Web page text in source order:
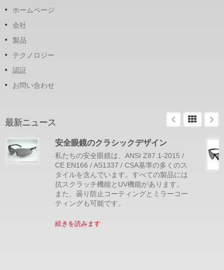
ホームページ
会社
製品
テクノロジー
認証
お問い合わせ
最新ニュース
安全眼鏡のクラシックデザイン
私たちの安全眼鏡は、ANSI Z87.1-2015 /
CE EN166 / AS1337 / CSA基準の多くのス
タイルを含んでいます。すべての製品には
抗スクラッチ機能とUV機能があります。
また、曇り防止コーティングとミラーコー
ティングも可能です。
続きを読みます